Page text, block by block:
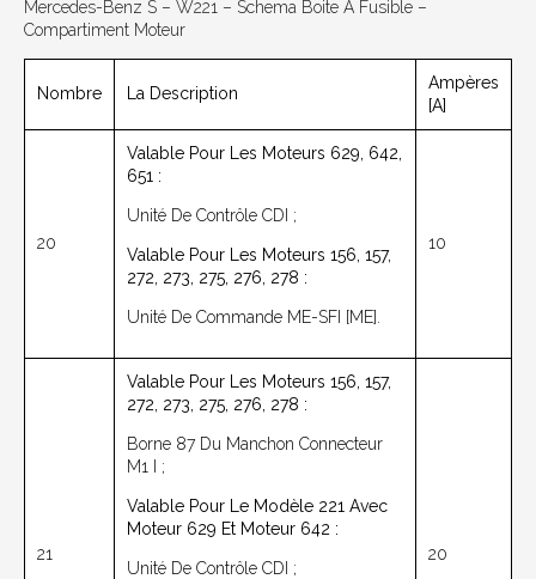
Mercedes-Benz S – W221 – Schema Boite A Fusible –
Compartiment Moteur
Nombre La Description
Ampères
[A]
20
Valable Pour Les Moteurs 629, 642,
651 :
Unité De Contrôle CDI ;
Valable Pour Les Moteurs 156, 157,
272, 273, 275, 276, 278 :
Unité De Commande ME-SFI [ME].
10
21
Valable Pour Les Moteurs 156, 157,
272, 273, 275, 276, 278 :
Borne 87 Du Manchon Connecteur
M1 I ;
Valable Pour Le Modèle 221 Avec
Moteur 629 Et Moteur 642 :
Unité De Contrôle CDI ;
20